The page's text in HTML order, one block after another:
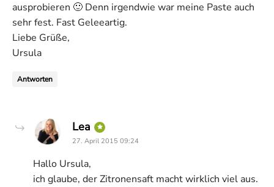
ausprobieren 🙂 Denn irgendwie war meine Paste auch
sehr fest. Fast Geleeartig.
Liebe Grüße,
Ursula
Antworten
Lea says:
27. April 2015 09:24
Hallo Ursula,
ich glaube, der Zitronensaft macht wirklich viel aus.